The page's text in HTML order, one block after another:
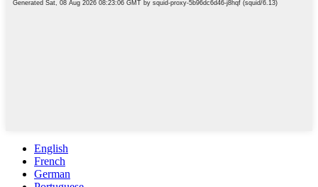
English
French
German